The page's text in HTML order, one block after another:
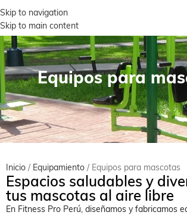
Skip to navigation
Skip to main content
Equipos para
Inicio Equipamiento Equipos para mascotas
Espacios saludables y
tus mascotas al aire libre
En Fitness Pro Perú, diseñamos y fabricamos